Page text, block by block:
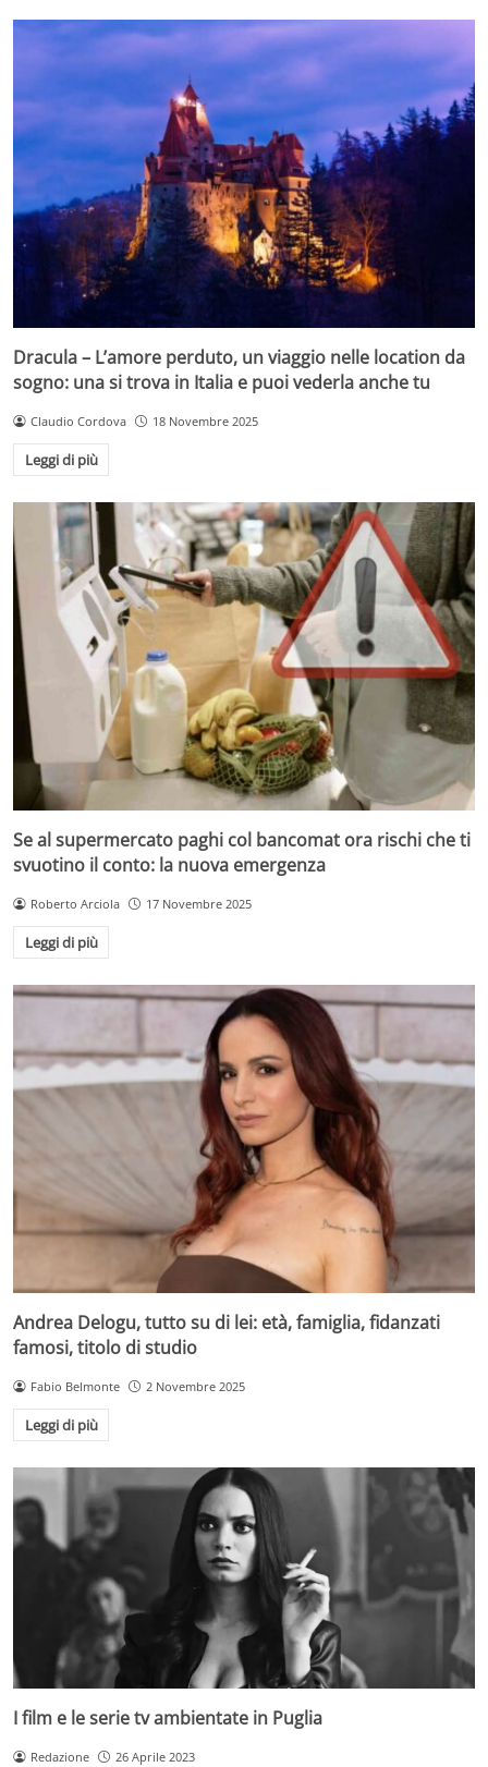
Dracula – L’amore perduto, un viaggio nelle location da
sogno: una si trova in Italia e puoi vederla anche tu
Claudio Cordova 18 Novembre 2025
Leggi di più
Se al supermercato paghi col bancomat ora rischi che ti
svuotino il conto: la nuova emergenza
Roberto Arciola 17 Novembre 2025
Leggi di più
Andrea Delogu, tutto su di lei: età, famiglia, fidanzati
famosi, titolo di studio
Fabio Belmonte 2 Novembre 2025
Leggi di più
I film e le serie tv ambientate in Puglia
Redazione 26 Aprile 2023